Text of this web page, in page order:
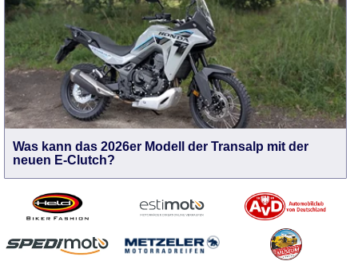
Was kann das 2026er Modell der Transalp mit der
neuen E-Clutch?